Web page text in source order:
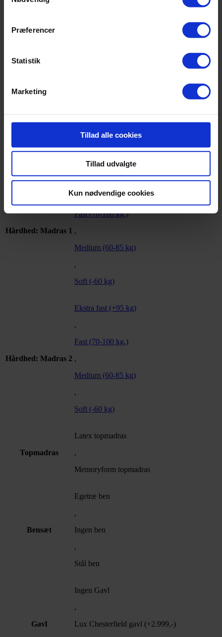
Præferencer
Statistik
Marketing
Tillad alle cookies
Tillad udvalgte
Kun nødvendige cookies
Sort
Hårdhed: Madras 1
Ekstra fast (+95 kg)
,
Fast (70-100 kg.)
,
Medium (60-85 kg)
,
Soft (-60 kg)
Hårdhed: Madras 2
Ekstra fast (+95 kg)
,
Fast (70-100 kg.)
,
Medium (60-85 kg)
,
Soft (-60 kg)
Topmadras
Latex topmadras
,
Memoryform topmadras
Bensæt
Egetræ ben
,
Ingen ben
,
Stål ben
Gavl
Ingen Gavl
,
Lux Chesterfield gavl (+2.999,-)